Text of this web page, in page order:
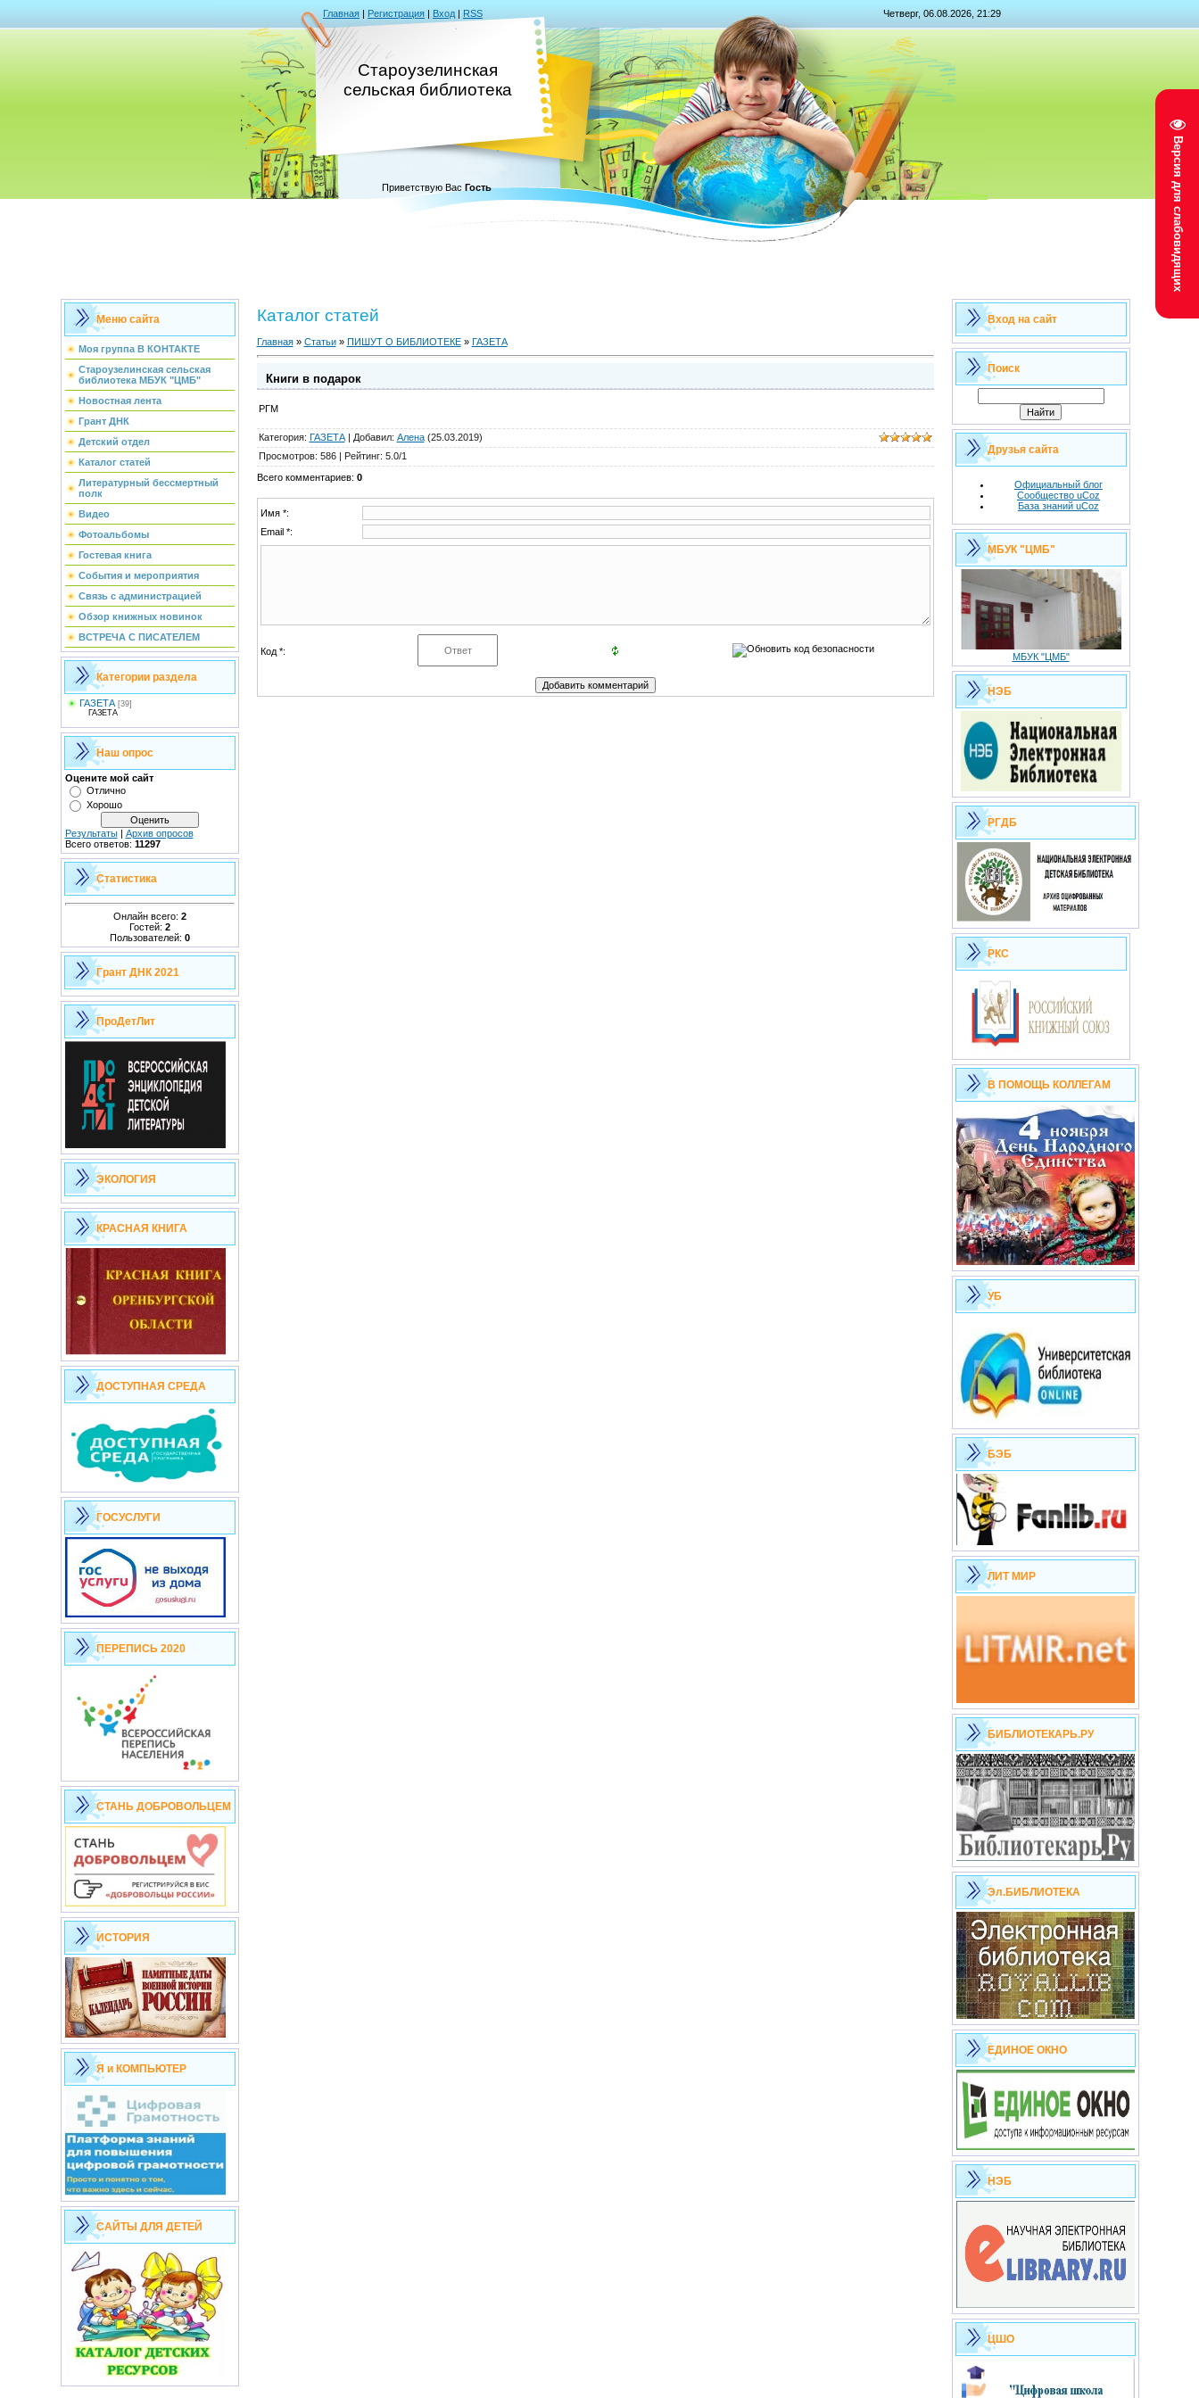
Версия для слабовидящих
Главная | Регистрация | Вход | RSS Четверг, 06.08.2026, 21:29
Староузелинская
сельская библиотека
Приветствую Вас Гость
Меню сайта
Моя группа В КОНТАКТЕ
Староузелинская сельская
библиотека МБУК "ЦМБ"
Новостная лента
Грант ДНК
Детский отдел
Каталог статей
Литературный бессмертный
полк
Видео
Фотоальбомы
Гостевая книга
События и мероприятия
Связь с администрацией
Обзор книжных новинок
ВСТРЕЧА С ПИСАТЕЛЕМ
Категории раздела
ГАЗЕТА [39]
ГАЗЕТА
Наш опрос
Оцените мой сайт
Отлично
Хорошо
Результаты| Архив опросов
Всего ответов: 11297
Статистика
Онлайн всего: 2
Гостей: 2
Пользователей: 0
Грант ДНК 2021
ПроДетЛит
ЭКОЛОГИЯ
КРАСНАЯ КНИГА
ДОСТУПНАЯ СРЕДА
ГОСУСЛУГИ
ПЕРЕПИСЬ 2020
СТАНЬ ДОБРОВОЛЬЦЕМ
ИСТОРИЯ
Я и КОМПЬЮТЕР
САЙТЫ ДЛЯ ДЕТЕЙ
Каталог статей
Главная» Статьи» ПИШУТ О БИБЛИОТЕКЕ» ГАЗЕТА
Книги в подарок
РГМ
Категория: ГАЗЕТА| Добавил: Алена(25.03.2019)
Просмотров: 586 | Рейтинг: 5.0/1
Всего комментариев: 0
Имя *:
Email *:
Код *:
Вход на сайт
Поиск
Друзья сайта
Официальный блог
Сообщество uCoz
База знаний uCoz
МБУК "ЦМБ"
МБУК "ЦМБ"
НЭБ
РГДБ
РКС
В ПОМОЩЬ КОЛЛЕГАМ
УБ
БЭБ
ЛИТ МИР
БИБЛИОТЕКАРЬ.РУ
Эл.БИБЛИОТЕКА
ЕДИНОЕ ОКНО
НЭБ
ЦШО